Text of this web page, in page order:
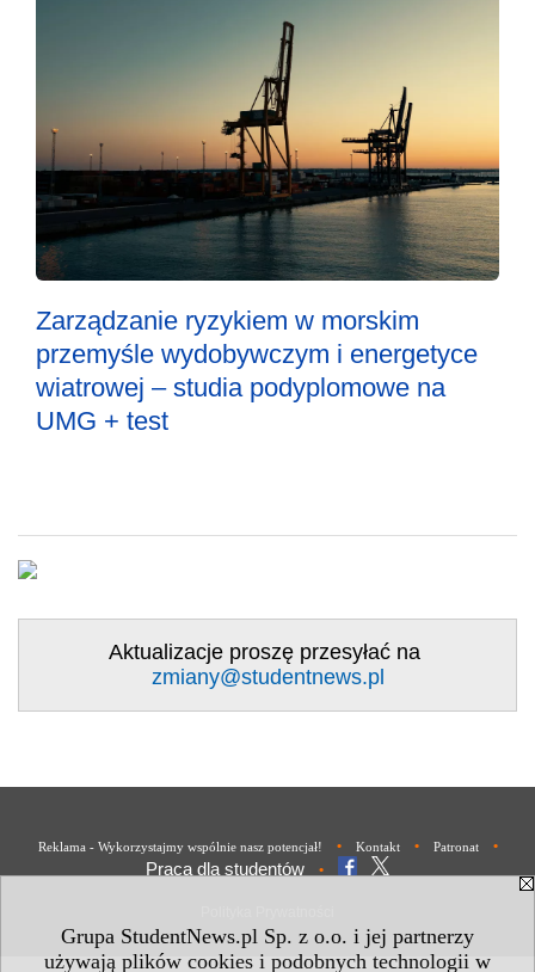
Grupa StudentNews.pl Sp. z o.o. i jej partnerzy
używają plików cookies i podobnych technologii w
Zarządzanie ryzykiem w morskim
przemyśle wydobywczym i energetyce
wiatrowej – studia podyplomowe na
UMG + test
Aktualizacje proszę przesyłać na
zmiany@studentnews.pl
Reklama - Wykorzystajmy wspólnie nasz potencjał! • Kontakt • Patronat •
Praca dla studentów •